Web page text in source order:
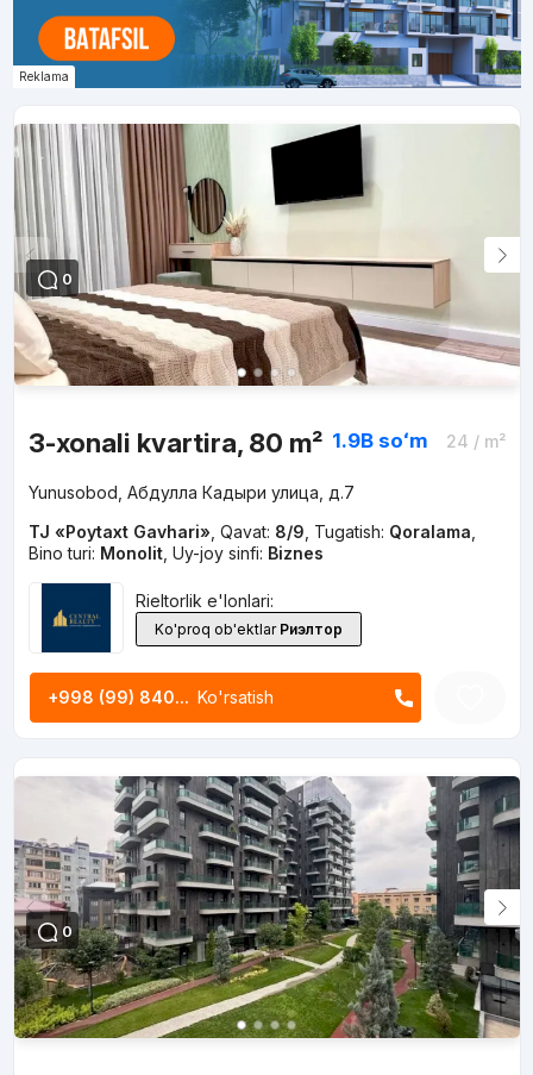
Reklama
0
3-xonali kvartira, 80 m² 1.9B soʻm 24 / m²
Yunusobod, Абдулла Кадыри улица, д.7
TJ «Poytaxt Gavhari» Qavat: 8/9 Tugatish: Qoralama
Bino turi: Monolit, Uy-joy sinfi: Biznes
Rieltorlik e'lonlari:
Ko'proq ob'ektlar Риэлтор
+998 (99) 840... Ko'rsatish
0